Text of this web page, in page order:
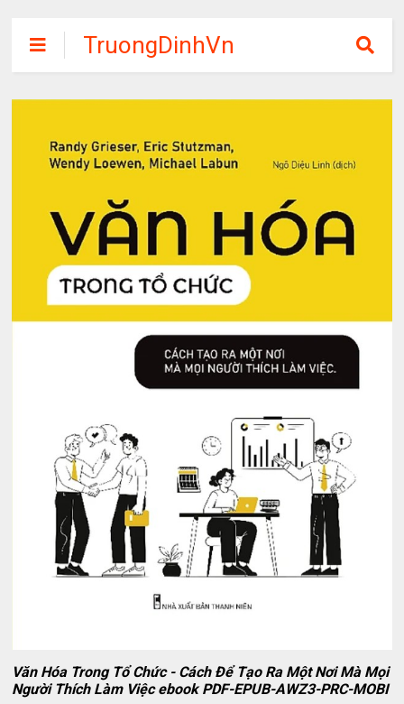
TruongDinhVn
Chia sẽ ebook,
các khóa học,
tập miễn phí
Văn Hóa Trong Tổ Chức - Cách Để Tạo Ra Một Nơi Mà Mọi
Người Thích Làm Việc ebook PDF-EPUB-AWZ3-PRC-MOBI